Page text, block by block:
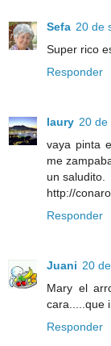
Sefa 20 de
Super rico
Responder
laury 20 de
vaya pinta
me
un saludito.
http://
Responder
Juani 20
Mary el
cara.....que
Responder